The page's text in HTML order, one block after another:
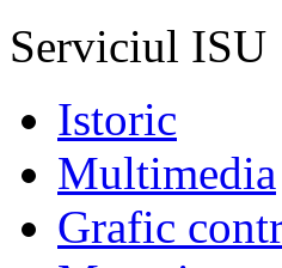
Serviciul ISU
Istoric
Multimedia
Grafic